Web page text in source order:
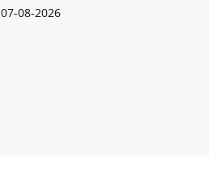
07-08-2026